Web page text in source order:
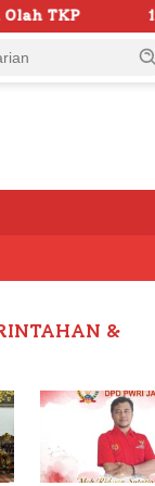
Siap Ramaikan
&